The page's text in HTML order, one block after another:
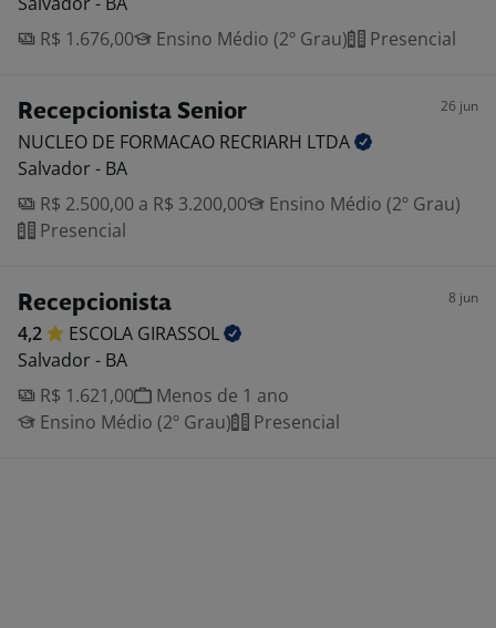
R$ 1.676,00
Ensino Médio (2º Grau) Presencial
Recepcionista Senior 26 jun
NUCLEO DE FORMACAO RECRIARH LTDA
Salvador - BA
R$ 2.500,00 a R$ 3.200,00
Ensino Médio (2º Grau)
Presencial
Recepcionista 8 jun
4,2 ESCOLA GIRASSOL
Salvador - BA
R$ 1.621,00
Menos de 1 ano
Ensino Médio (2º Grau)
Presencial